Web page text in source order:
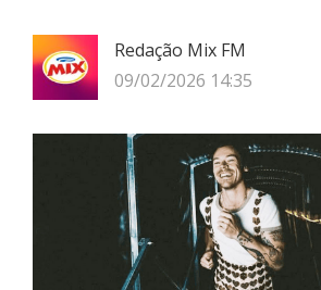
Redação Mix FM
09/02/2026 14:35